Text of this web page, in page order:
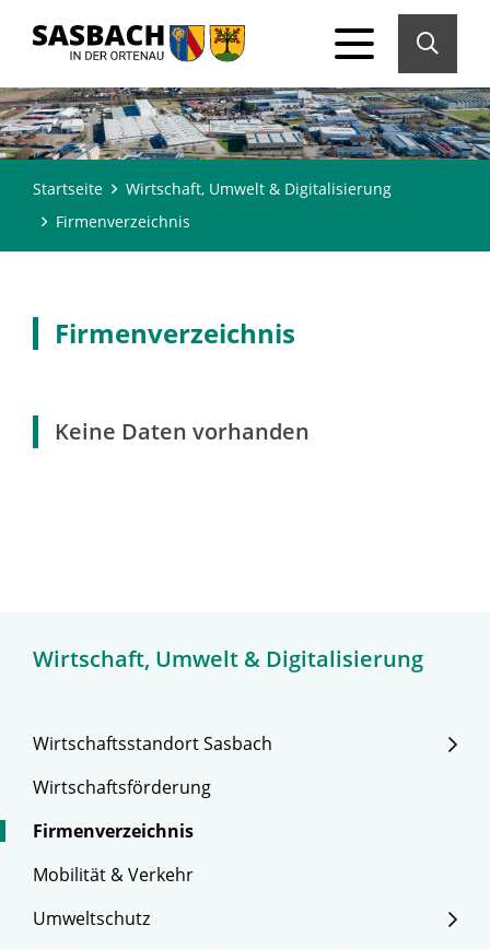
Startseite
Wirtschaft, Umwelt & Digitalisierung
Firmenverzeichnis
Wirtschaft, Umwelt & Digitalisierung
Wirtschaftsstandort Sasbach
Wirtschaftsförderung
Firmenverzeichnis
Mobilität & Verkehr
Umweltschutz
Firmenverzeichnis
Keine Daten vorhanden